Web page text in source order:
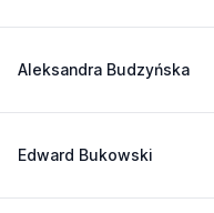
Aleksandra Budzyńska
Edward Bukowski